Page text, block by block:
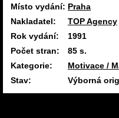
Místo vydání: Praha
Nakladatel:
TOP Agency
Rok vydání:
1991
Počet stran:
85 s.
Kategorie:
Motivace /
Stav:
Výborná